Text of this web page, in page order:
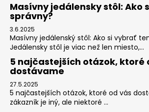
Masívny jedálensky stôl: Ako
správny?
3.6.2025
Masívny jedálenský stôl: Ako si vybrať
Jedálensky stôl je viac než len miesto,...
5 najčastejších otázok, ktoré
dostávame
27.5.2025
5 najčastejších otázok, ktoré od vás
zákazník je iný, ale niektoré ...